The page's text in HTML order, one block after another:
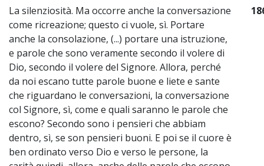
La silenziosità. Ma occorre anche la conversazione
come ricreazione; questo ci vuole, sì. Portare
anche la consolazione, (...) portare una istruzione,
e parole che sono veramente secondo il volere di
Dio, secondo il volere del Signore. Allora, perché
da noi escano tutte parole buone e liete e sante
che riguardano le conversazioni, la conversazione
col Signore, sì, come e quali saranno le parole che
escono? Secondo sono i pensieri che abbiam
dentro, sì, se son pensieri buoni. E poi se il cuore è
ben ordinato verso Dio e verso le persone, la